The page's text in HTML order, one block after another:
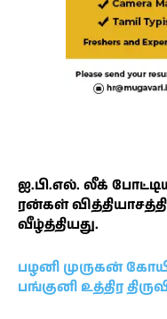
ஐ.பி.எல். லீக்
ரன்கள்
வீழ்த்தியது.
பழனி முருகன்
பங்குனி உத்திர